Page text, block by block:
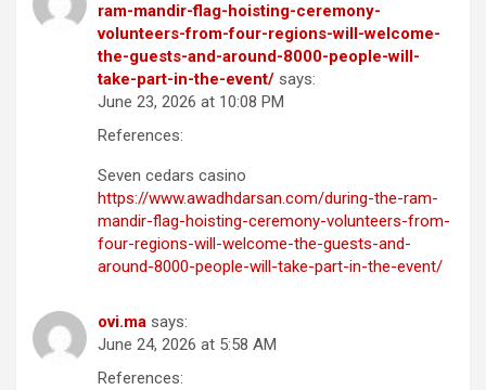
ram-mandir-flag-hoisting-ceremony-
volunteers-from-four-regions-will-welcome-
the-guests-and-around-8000-people-will-
take-part-in-the-event/ says:
June 23, 2026 at 10:08 PM
References:
Seven cedars casino
https://www.awadhdarsan.com/during-the-ram-
mandir-flag-hoisting-ceremony-volunteers-from-
four-regions-will-welcome-the-guests-and-
around-8000-people-will-take-part-in-the-event/
ovi.ma says:
June 24, 2026 at 5:58 AM
References: